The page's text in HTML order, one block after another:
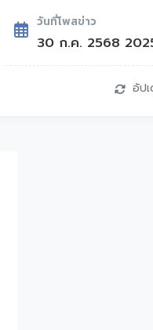
วันที่โพสข่าว
30 ก.ค. 2568
อัป